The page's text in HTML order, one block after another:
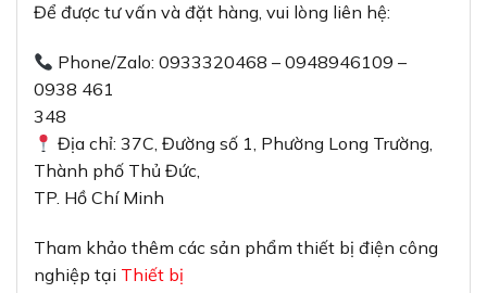
Để được tư vấn và đặt hàng, vui lòng liên hệ:
Phone/Zalo: 0933320468 – 0948946109 –
0938 461
348
Địa chỉ: 37C, Đường số 1, Phường Long Trường,
Thành phố Thủ Đức,
TP. Hồ Chí Minh
Tham khảo thêm các sản phẩm thiết bị điện công
nghiệp tại Thiết bị